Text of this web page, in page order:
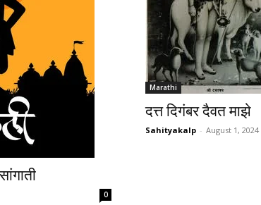
0
Marathi
दत्त दिगंबर दैवत माझे
Sahityakalp - August 1, 2024